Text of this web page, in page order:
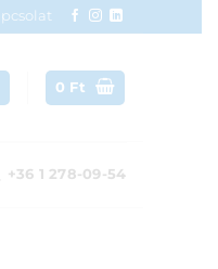
0 Ft
+36 1 278-09-54